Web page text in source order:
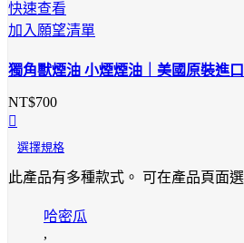
快速查看
加入願望清單
獨角獸煙油 小煙煙油｜美國原裝進口
NT$700
選擇規格
此產品有多種款式。 可在產品頁面
哈密瓜
,